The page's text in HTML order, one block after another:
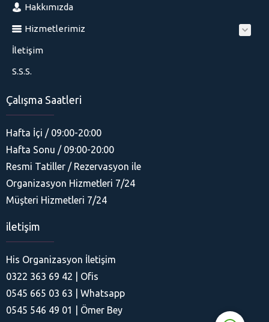
Hakkımızda
Hizmetlerimiz
İletişim
S.S.S.
Çalışma Saatleri
Hafta İçi / 09:00-20:00
Hafta Sonu / 09:00-20:00
Resmi Tatiller / Rezervasyon ile
Organizasyon Hizmetleri 7/24
Müşteri Hizmetleri 7/24
iletişim
His Organizasyon İletişim
0322 363 69 42 | Ofis
0545 665 03 63 | Whatsapp
0545 546 49 01 | Ömer Bey
His Organizasyon